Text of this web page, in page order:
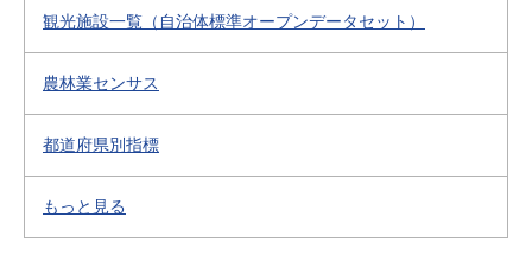
観光施設一覧（自治体標準オープンデータセット）
農林業センサス
都道府県別指標
もっと見る